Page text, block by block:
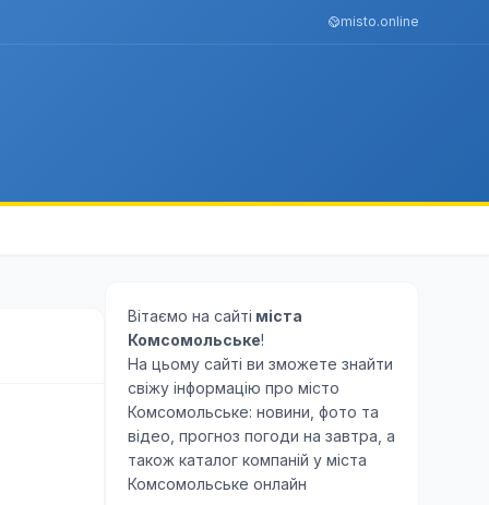
misto.online
Вітаємо на сайті міста
Комсомольське!
На цьому сайті ви зможете знайти
свіжу інформацію про місто
Комсомольське: новини, фото та
відео, прогноз погоди на завтра, а
також каталог компаній у міста
Комсомольське онлайн